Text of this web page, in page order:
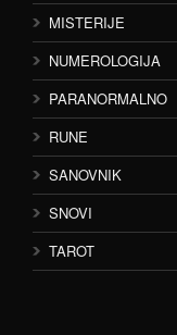
MISTERIJE
NUMEROLOGIJA
PARANORMALNO
RUNE
SANOVNIK
SNOVI
TAROT